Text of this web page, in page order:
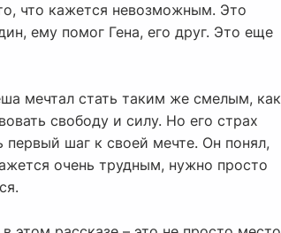
что кажется невозможным. Это
ему помог Гена, его друг. Это еще
мечтал стать таким же смелым, как
свободу и силу. Но его страх
шаг к своей мечте. Он понял,
очень трудным, нужно просто